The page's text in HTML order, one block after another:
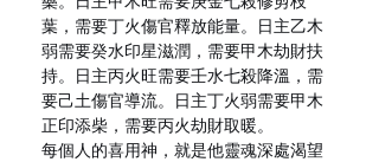
葉，需要丁火傷官釋放能量。日主乙木
弱需要癸水印星滋潤，需要甲木劫財扶
持。日主丙火旺需要壬水七殺降溫，需
要己土傷官導流。日主丁火弱需要甲木
正印添柴，需要丙火劫財取暖。
每個人的喜用神，就是他靈魂深處渴望